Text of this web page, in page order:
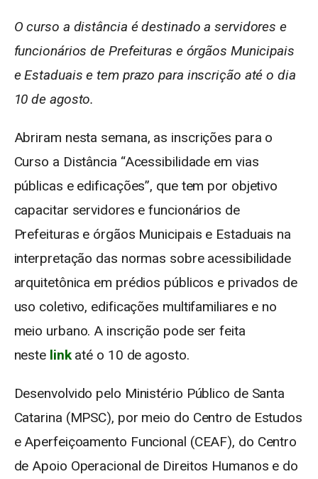
O curso a distância é destinado a servidores e
funcionários de Prefeituras e órgãos Municipais
e Estaduais e tem prazo para inscrição até o dia
10 de agosto.
Abriram nesta semana, as inscrições para o
Curso a Distância “Acessibilidade em vias
públicas e edificações”, que tem por objetivo
capacitar servidores e funcionários de
Prefeituras e órgãos Municipais e Estaduais na
interpretação das normas sobre acessibilidade
arquitetônica em prédios públicos e privados de
uso coletivo, edificações multifamiliares e no
meio urbano. A inscrição pode ser feita
neste linkaté o 10 de agosto.
Desenvolvido pelo Ministério Público de Santa
Catarina (MPSC), por meio do Centro de Estudos
e Aperfeiçoamento Funcional (CEAF), do Centro
de Apoio Operacional de Direitos Humanos e do